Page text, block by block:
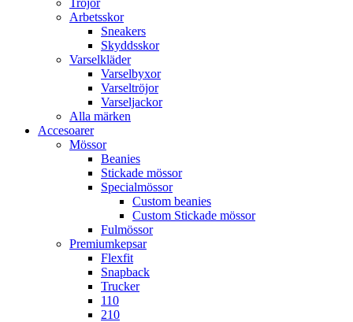
Tröjor
Arbetsskor
Sneakers
Skyddsskor
Varselkläder
Varselbyxor
Varseltröjor
Varseljackor
Alla märken
Accesoarer
Mössor
Beanies
Stickade mössor
Specialmössor
Custom beanies
Custom Stickade mössor
Fulmössor
Premiumkepsar
Flexfit
Snapback
Trucker
110
210